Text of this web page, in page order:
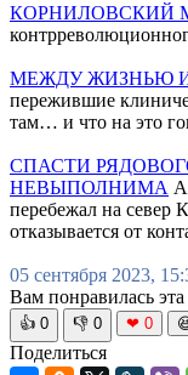
КОРНИЛОВСКИЙ
МЕЖДУ ЖИЗНЬЮ
пережившие
там… и что на это
СПАСТИ
НЕВЫПОЛНИМА
перебежал на север
отказывается от
05 сентября 2023,
Вам понравилась
👍 0 👎 0 ❤ 0
Поделиться